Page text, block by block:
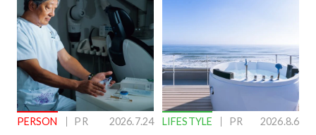
PERSON PR 2026.7.24 LIFESTYLE PR 2026.8.6